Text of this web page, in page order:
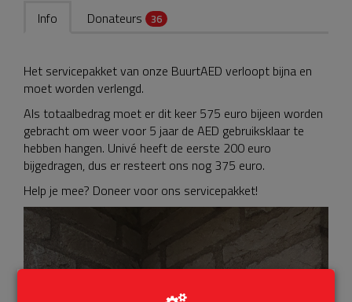
Info Donateurs 36
Het servicepakket van onze BuurtAED verloopt bijna en
moet worden verlengd.
Als totaalbedrag moet er dit keer 575 euro bijeen worden
gebracht om weer voor 5 jaar de AED gebruiksklaar te
hebben hangen. Univé heeft de eerste 200 euro
bijgedragen, dus er resteert ons nog 375 euro.
Help je mee? Doneer voor ons servicepakket!